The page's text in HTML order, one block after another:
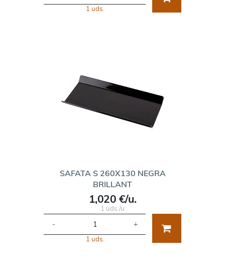
1 uds.
SAFATA S 260X130 NEGRA
BRILLANT
1,020 €/u.
1 uds./u
- +
1 uds.